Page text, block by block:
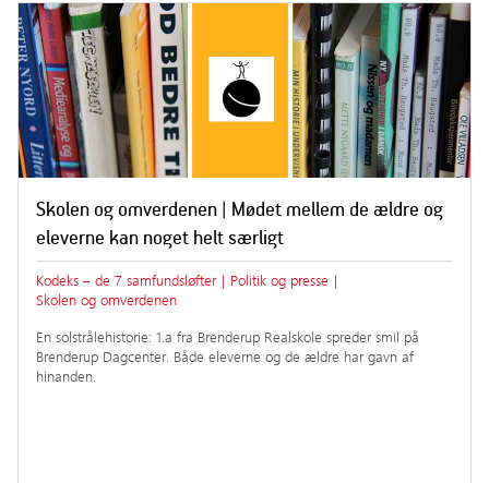
Skolen og omverdenen | Mødet mellem de ældre og
eleverne kan noget helt særligt
Kodeks – de 7 samfundsløfter | Politik og presse |
Skolen og omverdenen
En solstrålehistorie: 1.a fra Brenderup Realskole spreder smil på
Brenderup Dagcenter. Både eleverne og de ældre har gavn af
hinanden.